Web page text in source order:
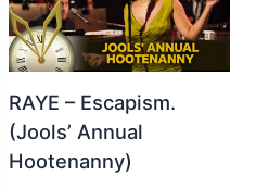
RAYE – Escapism.
(Jools’ Annual
Hootenanny)